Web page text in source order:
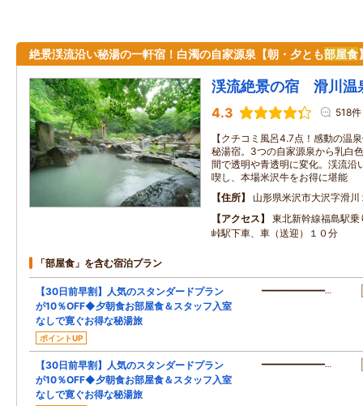
絶景渓流沿い秘湯の一軒宿！白濁の自家源泉【朝・夕とも部屋食
渓流絶景の宿 滑川
4.3 518件
【クチコミ風呂4.7点！感動の温
秘湯宿。3つの自家源泉から乳白
間で透明や青透明に変化。渓流沿
喫し、本場米沢牛をお得に堪能
住所
山形県米沢市大沢字滑川
アクセス
東北新幹線福島駅
峠駅下車、車（送迎）１０分
「部屋食」を含む宿泊プラン
【30日前早割】人気のスタンダードプラン
が10％OFF◆夕朝食お部屋食＆スタッフ入室
なしで寛ぐお得な秘湯旅
ポイントUP
━━━━━━━━━━━━━…
【30日前早割】人気のスタンダードプラン
が10％OFF◆夕朝食お部屋食＆スタッフ入室
なしで寛ぐお得な秘湯旅
━━━━━━━━━━━━━…